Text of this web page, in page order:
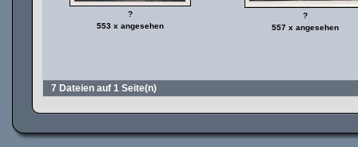
?
553 x angesehen
?
557 x angesehen
7 Dateien auf 1 Seite(n)